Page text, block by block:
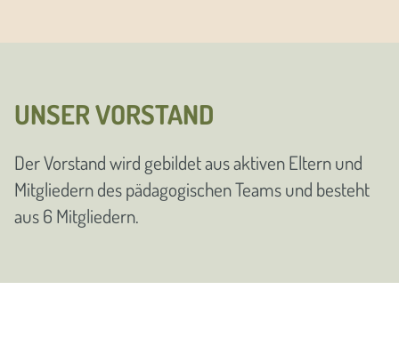
UNSER VORSTAND
Der Vorstand wird gebildet aus aktiven Eltern und
Mitgliedern des pädagogischen Teams und besteht
aus 6 Mitgliedern.